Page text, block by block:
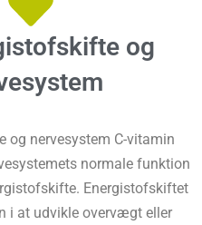
og
og nervesystem C-vitamin
normale funktion
Energistofskiftet
i at udvikle overvægt eller